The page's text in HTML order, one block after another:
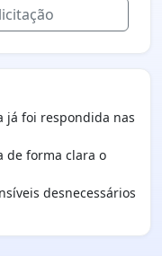
já foi respondida nas
de forma clara o
desnecessários